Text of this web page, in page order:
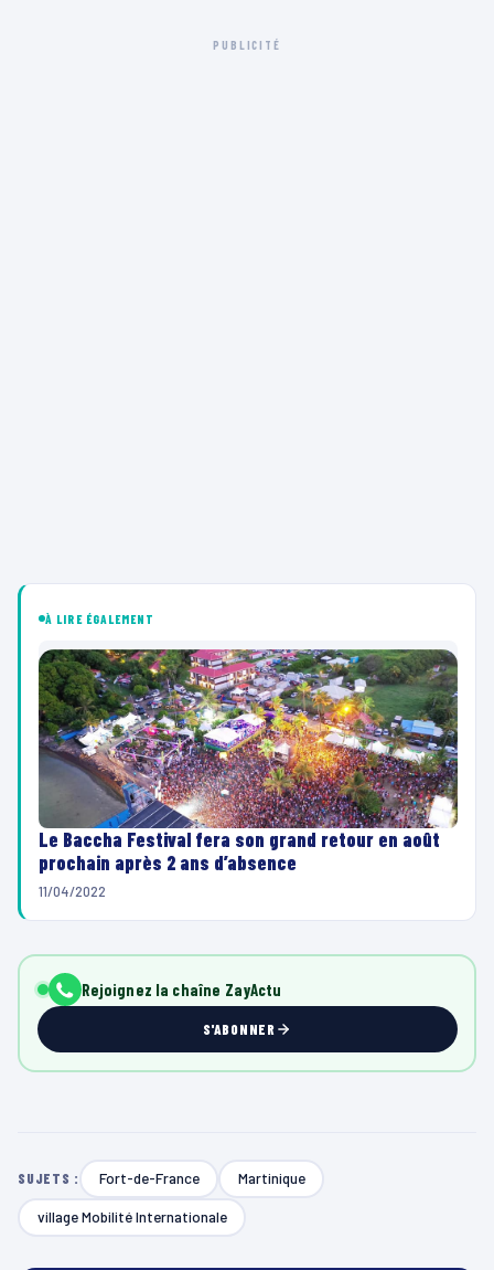
PUBLICITÉ
À LIRE ÉGALEMENT
Le Baccha Festival fera son grand retour en août
prochain après 2 ans d’absence
11/04/2022
Rejoignez la chaîne ZayActu
S'ABONNER
SUJETS : Fort-de-France Martinique
village Mobilité Internationale